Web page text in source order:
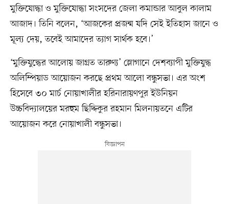
মুক্তিযোদ্ধা ও মুক্তিযোদ্ধা সংসদের জেলা কমান্ডার আবুল কালাম
আজাদ। তিনি বলেন, ‘আজকের প্রজন্ম যদি সেই ইতিহাস জানে ও
মূল্য দেয়, তবেই আমাদের ত্যাগ সার্থক হবে।’
‘মুক্তিযুদ্ধের আলোয় জাগ্রত তারুণ্য’ স্লোগানে দেশব্যাপী মুক্তিযুদ্ধ
অলিম্পিয়াড আয়োজন করছে প্রথম আলো বন্ধুসভা। এর অংশ
হিসেবে ৩০ মার্চ নোয়াখালীর হরিনারায়ণপুর ইউনিয়ন
উচ্চবিদ্যালয়ের মরহুম ছিদ্দিকুর রহমান মিলনায়তনে এটির
আয়োজন করে নোয়াখালী বন্ধুসভা।